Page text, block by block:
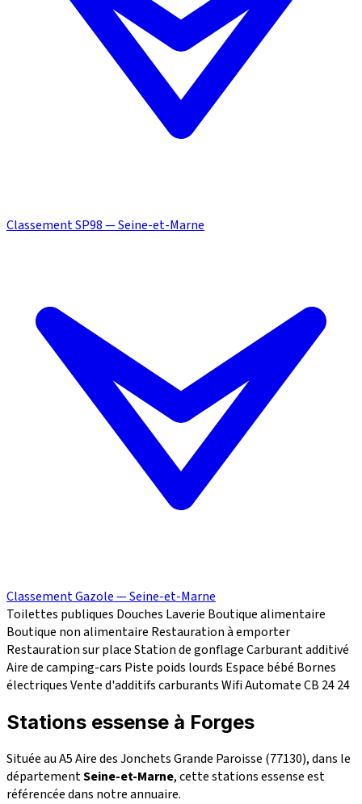
Classement SP98 — Seine-et-Marne
Classement Gazole — Seine-et-Marne
Toilettes publiques Douches Laverie Boutique alimentaire
Boutique non alimentaire Restauration à emporter
Restauration sur placeStation de gonflageCarburant additivé
Aire de camping-cars Piste poids lourds Espace bébé Bornes
électriquesVente d'additifs carburantsWifiAutomate CB 2424
Stations essense à Forges
Située au A5 Aire des Jonchets Grande Paroisse (77130), dans le
départementSeine-et-Marne, cette stations essense est
référencée dans notre annuaire.